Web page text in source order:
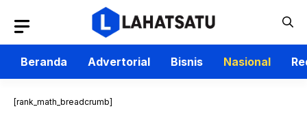
isi
Beranda
Advertorial Bisnis Nasional
[rank_math_breadcrumb]